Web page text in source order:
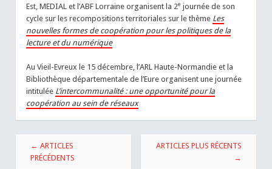
Est, MEDIAL et l’ABF Lorraine organisent la 2e journée de son
cycle sur les recompositions territoriales sur le thème Les
nouvelles formes de coopération pour les politiques de la
lecture et du numérique
Au Vieil-Evreux le 15 décembre, l’ARL Haute-Normandie et la
Bibliothèque départementale de l’Eure organisent une journée
intitulée L’intercommunalité : une opportunité pour la
coopération au sein de réseaux
Navigation
des
← ARTICLES
PRÉCÉDENTS
ARTICLES PLUS RÉCENTS
→